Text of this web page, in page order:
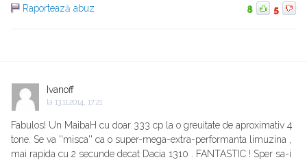
Raportează abuz
8 5
Ivanoff
la 13.11.2014, 17:21
Fabulos! Un MaibaH cu doar 333 cp la o greuitate de aproximativ 4
tone. Se va ''misca'' ca o super-mega-extra-performanta limuzina ,
mai rapida cu 2 secunde decat Dacia 1310 . FANTASTIC ! Sper sa-i